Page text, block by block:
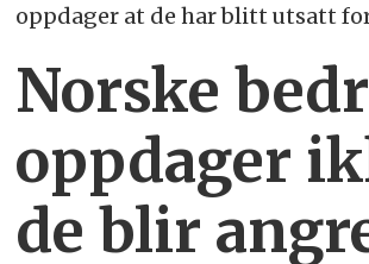
oppdager at de har blitt utsatt
Norske
oppdager
de blir